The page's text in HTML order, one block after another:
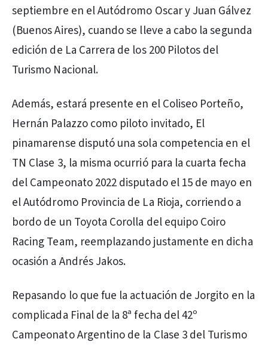
septiembre en el Autódromo Oscar y Juan Gálvez
(Buenos Aires), cuando se lleve a cabo la segunda
edición de La Carrera de los 200 Pilotos del
Turismo Nacional.
Además, estará presente en el Coliseo Porteño,
Hernán Palazzo como piloto invitado, El
pinamarense disputó una sola competencia en el
TN Clase 3, la misma ocurrió para la cuarta fecha
del Campeonato 2022 disputado el 15 de mayo en
el Autódromo Provincia de La Rioja, corriendo a
bordo de un Toyota Corolla del equipo Coiro
Racing Team, reemplazando justamente en dicha
ocasión a Andrés Jakos.
Repasando lo que fue la actuación de Jorgito en la
complicada Final de la 8ª fecha del 42º
Campeonato Argentino de la Clase 3 del Turismo